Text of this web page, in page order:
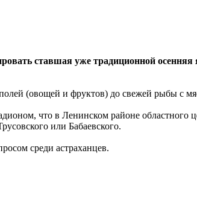
ставшая уже традиционной осенняя
(овощей и фруктов) до свежей рыбы с
что в Ленинском районе областного
или Бабаевского.
среди астраханцев.